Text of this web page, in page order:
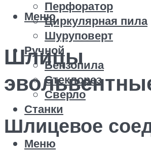
Перфоратор
Циркулярная пила
Шуруповерт
Ручной
Бензопила
Стеклорез
Сверло
Станки
Меню
Меню
Шлицы
Шлицевое